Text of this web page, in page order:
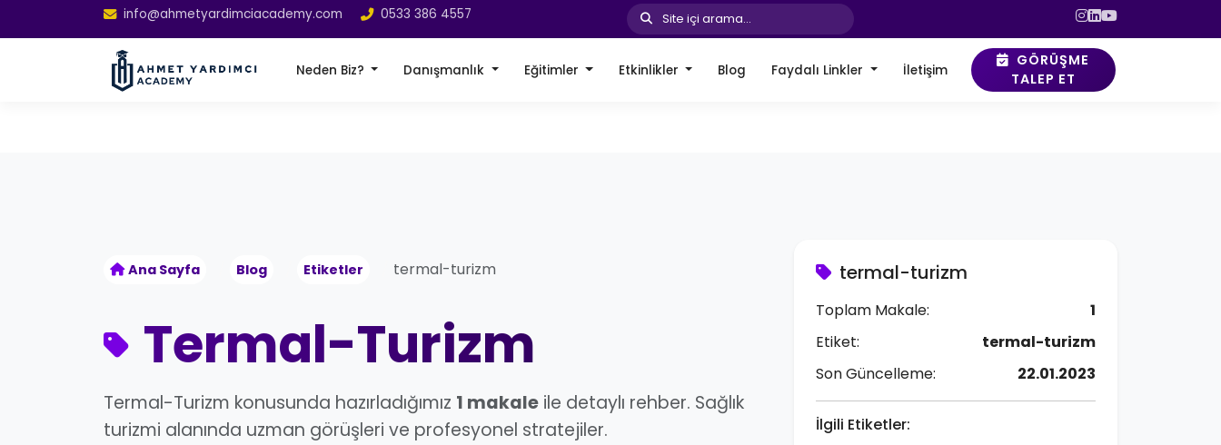
info@ahmetyardimciacademy.com 0533 386 4557 Site içi arama...
Neden Biz? Danışmanlık Eğitimler Etkinlikler Blog Faydalı Linkler İletişim
GÖRÜŞME
TALEP ET
Ana Sayfa Blog Etiketler termal-turizm
Termal-Turizm
Termal-Turizm konusunda hazırladığımız 1 makale ile detaylı rehber. Sağlık
turizmi alanında uzman görüşleri ve profesyonel stratejiler.
termal-turizm
Toplam Makale:
1
Etiket:
termal-turizm
Son Güncelleme:
22.01.2023
İlgili Etiketler: